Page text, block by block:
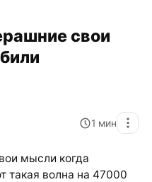
свои
1 мин
мысли когда
такая волна на 47000